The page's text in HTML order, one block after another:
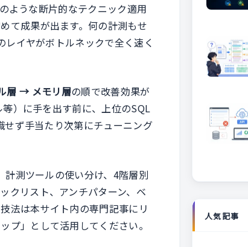
のような断片的なテクニック適用
て成果が出ます。何の計測もせ
イヤがボトルネックで全く速く
層 → メモリ層の順で改善効果が
）に手を出す前に、上位のSQL
ず手当たり次第にチューニング
計測ツールの使い分け、4階層別
クリスト、アンチパターン、ベ
法は本サイト内の専門記事にリ
プ」として活用してください。
人気記事